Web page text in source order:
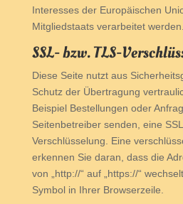
Interesses der Europäischen
Mitgliedstaats verarbeitet werden.
SSL- bzw. TLS-
Diese Seite nutzt aus
Schutz der Übertragung
Beispiel Bestellungen oder
Seitenbetreiber senden, eine
Verschlüsselung. Eine
erkennen Sie daran, dass die
von „http://“ auf „https://“
Symbol in Ihrer Browserzeile.